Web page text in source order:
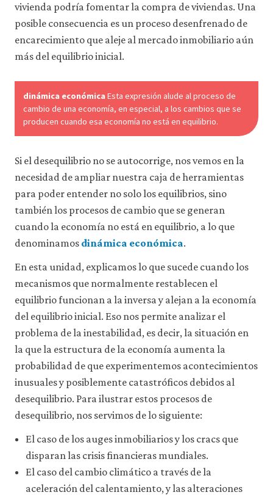
vivienda podría fomentar la compra de viviendas. Una
posible consecuencia es un proceso desenfrenado de
encarecimiento que aleje al mercado inmobiliario aún
más del equilibrio inicial.
dinámica económicaEsta expresión alude al proceso de
cambio de una economía, en especial, a los cambios que se
producen cuando esa economía no está en equilibrio.
Si el desequilibrio no se autocorrige, nos vemos en la
necesidad de ampliar nuestra caja de herramientas
para poder entender no solo los equilibrios, sino
también los procesos de cambio que se generan
cuando la economía no está en equilibrio, a lo que
denominamos dinámica económica.
En esta unidad, explicamos lo que sucede cuando los
mecanismos que normalmente restablecen el
equilibrio funcionan a la inversa y alejan a la economía
del equilibrio inicial. Eso nos permite analizar el
problema de la inestabilidad, es decir, la situación en
la que la estructura de la economía aumenta la
probabilidad de que experimentemos acontecimientos
inusuales y posiblemente catastróficos debidos al
desequilibrio. Para ilustrar estos procesos de
desequilibrio, nos servimos de lo siguiente:
El caso de los auges inmobiliarios y los cracs que
disparan las crisis financieras mundiales.
El caso del cambio climático a través de la
aceleración del calentamiento, y las alteraciones